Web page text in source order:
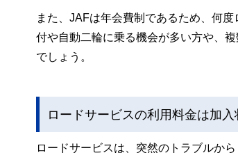
また、JAFは年会費制であるため、何
付や自動二輪に乗る機会が多い方や、
でしょう。
ロードサービスの利用料金は加
ロードサービスは、突然のトラブルか